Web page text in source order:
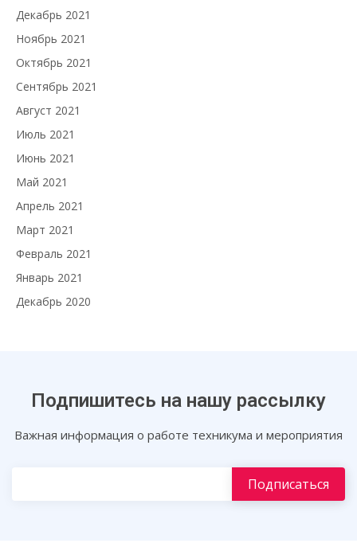
Декабрь 2021
Ноябрь 2021
Октябрь 2021
Сентябрь 2021
Август 2021
Июль 2021
Июнь 2021
Май 2021
Апрель 2021
Март 2021
Февраль 2021
Январь 2021
Декабрь 2020
Подпишитесь на нашу рассылку
Важная информация о работе техникума и мероприятия